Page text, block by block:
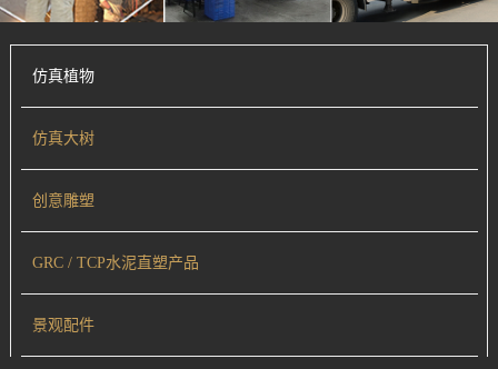
仿真植物
仿真大树
创意雕塑
GRC / TCP水泥直塑产品
景观配件